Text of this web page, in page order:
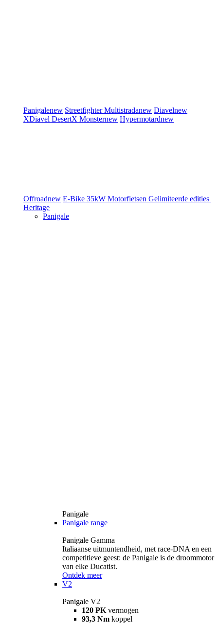
Panigalenew StreetfighterMultistradanew Diavelnew
XDiavel DesertX Monsternew Hypermotardnew
Offroadnew E-Bike 35kW Motorfietsen Gelimiteerde edities
Heritage
Panigale
Panigale
Panigale range
Panigale Gamma
Italiaanse uitmuntendheid, met race-DNA en een
competitieve geest: de Panigale is de droommotor
van elke Ducatist.
Ontdek meer
V2
Panigale V2
120 PK vermogen
93,3 Nm koppel